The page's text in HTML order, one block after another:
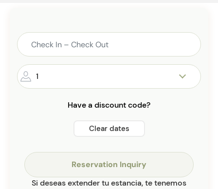
1
Have a discount code?
Clear dates
Reservation Inquiry
Si deseas extender tu estancia, te tenemos